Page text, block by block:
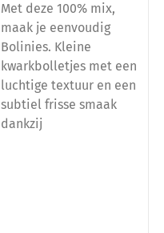
Met deze 100% mix,
maak je eenvoudig
Bolinies. Kleine
kwarkbolletjes met een
luchtige textuur en een
subtiel frisse smaak
dankzij